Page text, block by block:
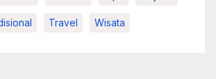
Travel Wisata